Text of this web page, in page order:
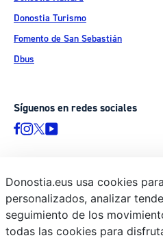
Donostia Turismo
Fomento de San Sebastián
Dbus
Síguenos en redes sociales
© Donostiako Udala - Ayuntamiento
Ijentea 1, 20003 Donostia / San
Aviso legal
Donostia.eus usa cookies
personalizados, analizar
seguimiento de los
todas las cookies para